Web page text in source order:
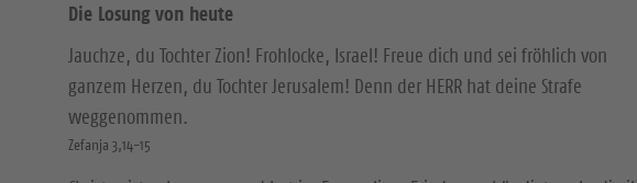
Die Losung von heute
Jauchze, du Tochter Zion! Frohlocke, Israel! Freue dich und sei fröhlich von
ganzem Herzen, du Tochter Jerusalem! Denn der HERR hat deine Strafe
weggenommen.
Zefanja 3,14-15